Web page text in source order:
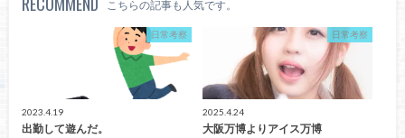
こちらの記事も人気です。
日常考察
2023.4.19
出勤して遊んだ。
日常考察
2025.4.24
大阪万博よりアイス万博